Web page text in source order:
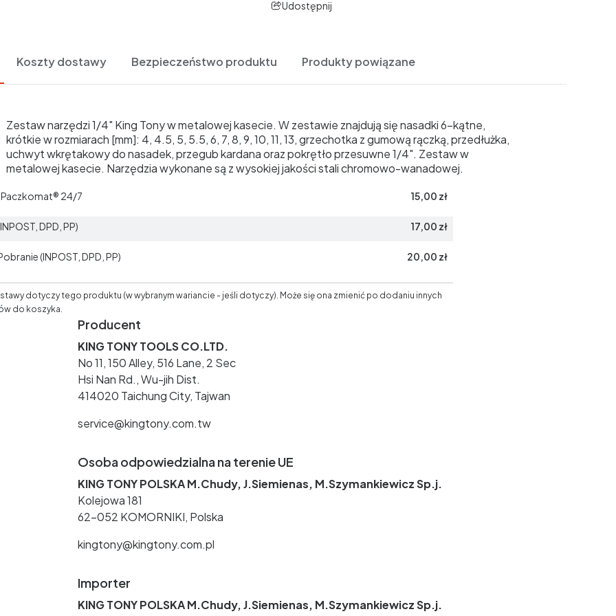
Udostępnij
Koszty dostawy Bezpieczeństwo produktu Produkty powiązane
Zestaw narzędzi 1/4" King Tony w metalowej kasecie. W zestawie znajdują się nasadki 6-kątne,
krótkie w rozmiarach [mm]: 4, 4.5, 5, 5.5, 6, 7, 8, 9, 10, 11, 13, grzechotka z gumową rączką, przedłużka,
uchwyt wkrętakowy do nasadek, przegub kardana oraz pokrętło przesuwne 1/4". Zestaw w
metalowej kasecie. Narzędzia wykonane są z wysokiej jakości stali chromowo-wanadowej.
24/7 15,00 zł
DPD, PP) 17,00 zł
(INPOST, DPD, PP) 20,00 zł
dotyczy tego produktu (w wybranym wariancie - jeśli dotyczy). Może się ona zmienić po dodaniu innych
do koszyka.
Producent
KING TONY TOOLS CO.LTD.
No 11, 150 Alley, 516 Lane, 2 Sec
Hsi Nan Rd., Wu-jih Dist.
414020 Taichung City, Tajwan
service@kingtony.com.tw
Osoba odpowiedzialna na terenie UE
KING TONY POLSKA M.Chudy, J.Siemienas, M.Szymankiewicz Sp.j.
Kolejowa 181
62-052 KOMORNIKI, Polska
kingtony@kingtony.com.pl
Importer
KING TONY POLSKA M.Chudy, J.Siemienas, M.Szymankiewicz Sp.j.